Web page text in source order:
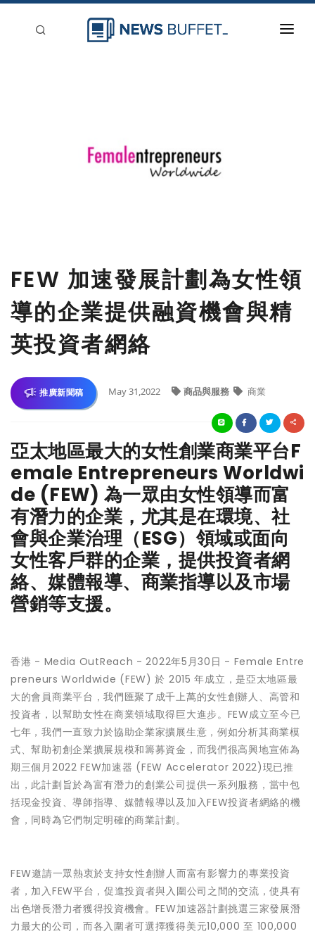
FEW 加速發展計劃為女性領
導的企業提供融資機會與精
英投資者網絡
推廣新聞稿 May 31,2022 商品與服務 商業
亞太地區最大的女性創業商業平台F
emale Entrepreneurs Worldwi
de (FEW) 為一眾由女性領導而富
有潛力的企業，尤其是在環境、社
會與企業治理（ESG）領域或面向
女性客戶群的企業，提供投資者網
絡、媒體報導、商業指導以及市場
營銷等支援。
香港 - Media OutReach - 2022年5月30日 - Female Entre
preneurs Worldwide (FEW) 於 2015 年成立，是亞太地區最
大的會員商業平台，我們匯聚了成千上萬的女性創辦人、高管和
投資者，以幫助女性在商業領域取得巨大進步。FEW成立至今已
七年，我們一直致力於協助企業家擴展生意，例如分析其商業模
式、幫助初創企業擴展規模和籌募資金，而我們很高興地宣佈為
期三個月2022 FEW加速器 (FEW Accelerator 2022)現已推
出，此計劃旨於為富有潛力的創業公司提供一系列服務，當中包
括現金投資、導師指導、媒體報導以及加入FEW投資者網絡的機
會，同時為它們制定明確的商業計劃。
FEW邀請一眾熱衷於支持女性創辦人而富有影響力的專業投資
者，加入FEW平台，促進投資者與入圍公司之間的交流，使具有
出色增長潛力者獲得投資機會。FEW加速器計劃挑選三家發展潛
力最大的公司，而各入圍者可選擇獲得美元10,000 至 100,000